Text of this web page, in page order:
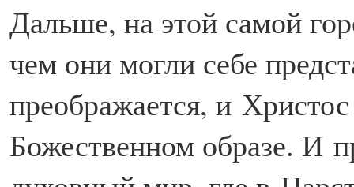
Дальше, на этой самой
чем они могли себе
преображается, и
Божественном образе. И